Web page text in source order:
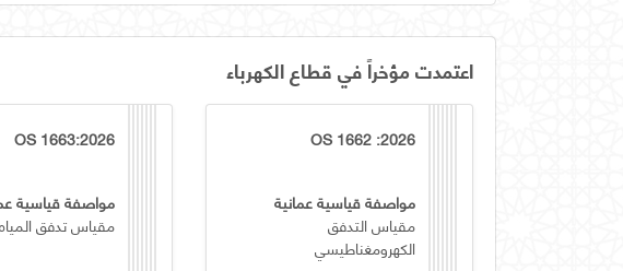
اعتمدت مؤخراً في قطاع الكهرباء
OS 1662 :2026
مواصفة قياسية عمانية
مقياس التدفق
الكهرومغناطيسي
OS 1663:2026
مواصفة قياسية
مقياس تدفق